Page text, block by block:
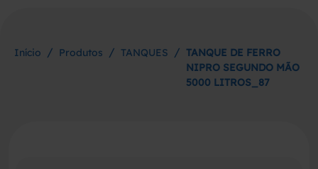
Início / Produtos / TANQUES / TANQUE DE FERRO
NIPRO SEGUNDO MÃO
5000 LITROS_87